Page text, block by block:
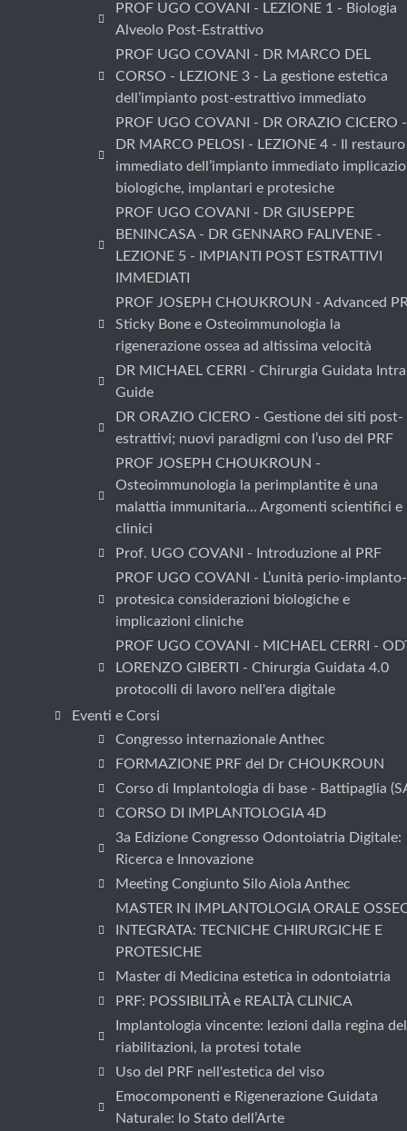
PROF UGO COVANI - LEZIONE 1 - Biologia
Alveolo Post-Estrattivo
PROF UGO COVANI - DR MARCO DEL
CORSO - LEZIONE 3 - La gestione estetica
dell’impianto post-estrattivo immediato
PROF UGO COVANI - DR ORAZIO CICERO -
DR MARCO PELOSI - LEZIONE 4 - Il restauro
immediato dell’impianto immediato
biologiche, implantari e protesiche
PROF UGO COVANI - DR GIUSEPPE
BENINCASA - DR GENNARO FALIVENE -
LEZIONE 5 - IMPIANTI POST ESTRATTIVI
IMMEDIATI
PROF JOSEPH CHOUKROUN - Advanced
Sticky Bone e Osteoimmunologia la
rigenerazione ossea ad altissima velocità
DR MICHAEL CERRI - Chirurgia Guidata
Guide
DR ORAZIO CICERO - Gestione dei siti post-
estrattivi; nuovi paradigmi con l’uso del PRF
PROF JOSEPH CHOUKROUN -
Osteoimmunologia la perimplantite è una
malattia immunitaria... Argomenti scientifici e
clinici
Prof. UGO COVANI - Introduzione al PRF
PROF UGO COVANI - L’unità perio-implanto-
protesica considerazioni biologiche e
implicazioni cliniche
PROF UGO COVANI - MICHAEL CERRI -
LORENZO GIBERTI - Chirurgia Guidata 4.0
protocolli di lavoro nell'era digitale
Eventi e Corsi
Congresso internazionale Anthec
FORMAZIONE PRF del Dr CHOUKROUN
Corso di Implantologia di base - Battipaglia
CORSO DI IMPLANTOLOGIA 4D
3a Edizione Congresso Odontoiatria Digitale:
Ricerca e Innovazione
Meeting Congiunto Silo Aiola Anthec
MASTER IN IMPLANTOLOGIA ORALE
INTEGRATA: TECNICHE CHIRURGICHE E
PROTESICHE
Master di Medicina estetica in odontoiatria
PRF: POSSIBILITÀ e REALTÀ CLINICA
Implantologia vincente: lezioni dalla regina
riabilitazioni, la protesi totale
Uso del PRF nell'estetica del viso
Emocomponenti e Rigenerazione Guidata
Naturale: lo Stato dell’Arte